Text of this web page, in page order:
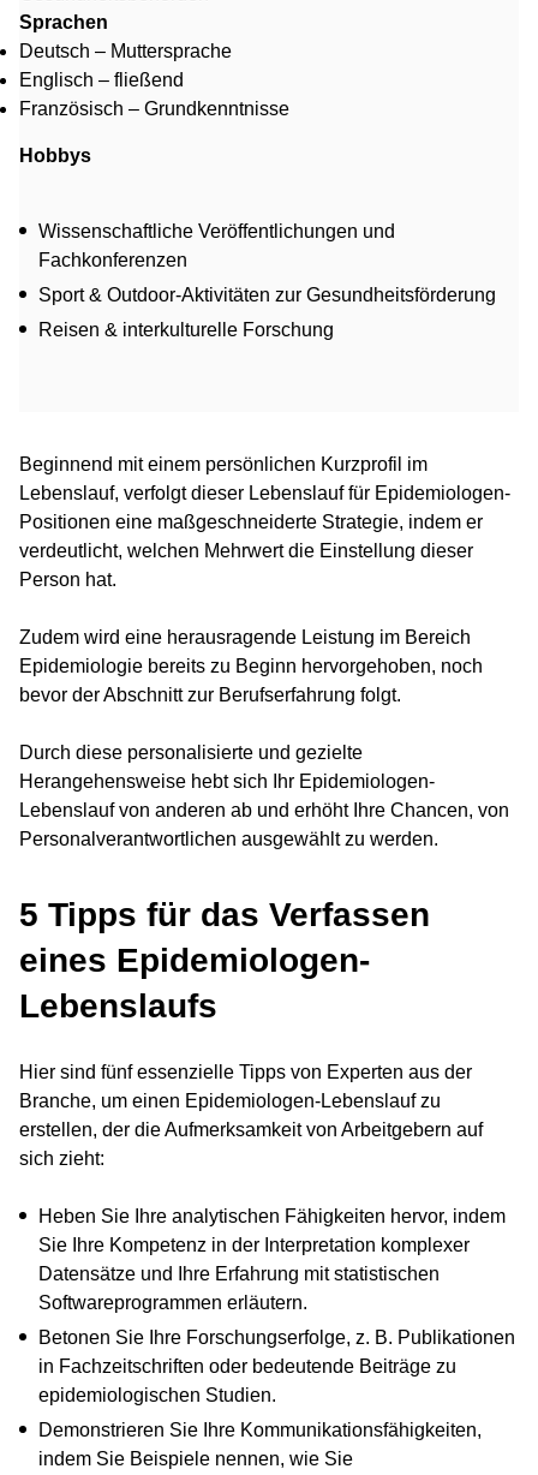
Sprachen
Deutsch – Muttersprache
Englisch – fließend
Französisch – Grundkenntnisse
Hobbys
Wissenschaftliche Veröffentlichungen und
Fachkonferenzen
Sport & Outdoor-Aktivitäten zur Gesundheitsförderung
Reisen & interkulturelle Forschung
Beginnend mit einem persönlichen Kurzprofil im
Lebenslauf, verfolgt dieser Lebenslauf für Epidemiologen-
Positionen eine maßgeschneiderte Strategie, indem er
verdeutlicht, welchen Mehrwert die Einstellung dieser
Person hat.
Zudem wird eine herausragende Leistung im Bereich
Epidemiologie bereits zu Beginn hervorgehoben, noch
bevor der Abschnitt zur Berufserfahrung folgt.
Durch diese personalisierte und gezielte
Herangehensweise hebt sich Ihr Epidemiologen-
Lebenslauf von anderen ab und erhöht Ihre Chancen, von
Personalverantwortlichen ausgewählt zu werden.
5 Tipps für das Verfassen
eines Epidemiologen-
Lebenslaufs
Hier sind fünf essenzielle Tipps von Experten aus der
Branche, um einen Epidemiologen-Lebenslauf zu
erstellen, der die Aufmerksamkeit von Arbeitgebern auf
sich zieht:
Heben Sie Ihre analytischen Fähigkeiten hervor, indem
Sie Ihre Kompetenz in der Interpretation komplexer
Datensätze und Ihre Erfahrung mit statistischen
Softwareprogrammen erläutern.
Betonen Sie Ihre Forschungserfolge, z. B. Publikationen
in Fachzeitschriften oder bedeutende Beiträge zu
epidemiologischen Studien.
Demonstrieren Sie Ihre Kommunikationsfähigkeiten,
indem Sie Beispiele nennen, wie Sie